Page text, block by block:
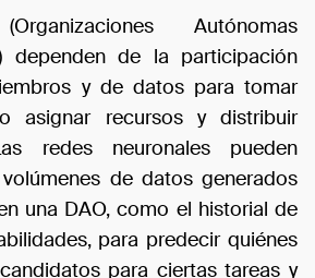
Autónomas
dependen de la participación
y de datos para tomar
asignar recursos y distribuir
redes neuronales pueden
de datos generados
una DAO, como el historial de
para predecir quiénes
para ciertas tareas y